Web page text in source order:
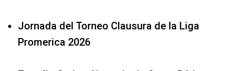
Jornada del Torneo Clausura de la Liga
Promerica 2026